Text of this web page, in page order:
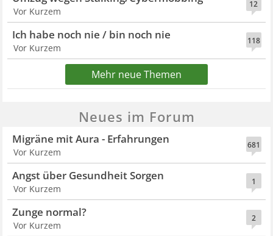
12
Vor Kurzem
118
Ich habe noch nie / bin noch nie
Vor Kurzem
Mehr neue Themen
Neues im Forum
681
Migräne mit Aura - Erfahrungen
Vor Kurzem
1
Angst über Gesundheit Sorgen
Vor Kurzem
2
Zunge normal?
Vor Kurzem